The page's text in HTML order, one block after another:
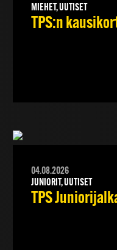
MIEHET, UUTISET
TPS:n
04.08.2026
JUNIORIT, UUTISET
TPS